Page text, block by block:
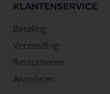
KLANTENSERVICE
Betaling
Verzending
Retourneren
Annuleren